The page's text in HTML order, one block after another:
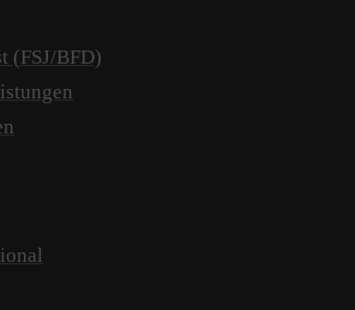
(FSJ/BFD)